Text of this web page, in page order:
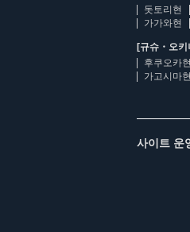
돗토리현
가가와현
[규슈・오
후쿠오카현
가고시마현
사이트 운